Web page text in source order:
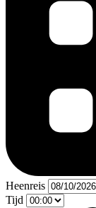
Heenreis
Tijd